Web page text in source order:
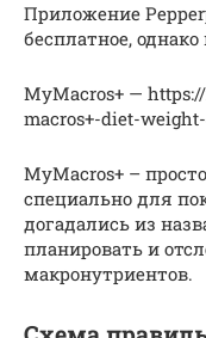
Приложение
бесплатное,
MyMacros+ —
macros+-diet-
MyMacros+ –
специально для
догадались из
планировать и
макронутриентов.